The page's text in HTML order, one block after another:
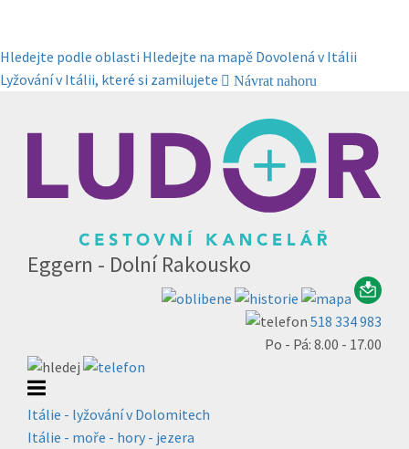
Hledejte podle oblasti Hledejte na mapě Dovolená v Itálii
Lyžování v Itálii, které si zamilujete
Návrat nahoru
Eggern - Dolní Rakousko
518 334 983
Po - Pá: 8.00 - 17.00
Itálie - lyžování v Dolomitech
Itálie - moře - hory - jezera